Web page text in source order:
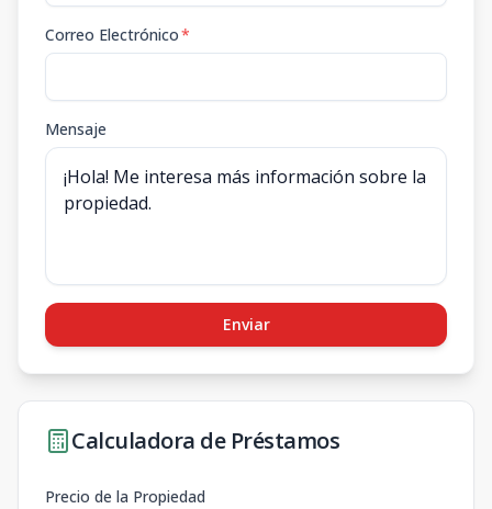
Correo Electrónico*
Mensaje
Enviar
Calculadora de Préstamos
Precio de la Propiedad